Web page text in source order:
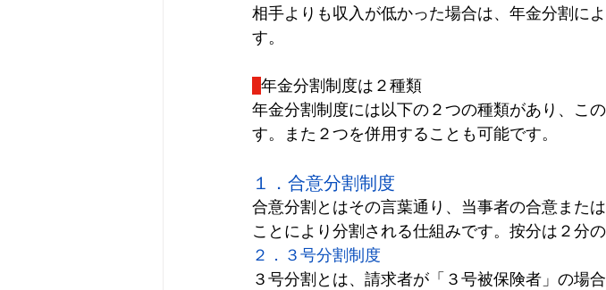
相手よりも収入が低かった場合は、年金分割に
す。
年金分割制度は２種類
年金分割制度には以下の２つの種類があり、こ
す。また２つを併用することも可能です。
１．合意分割制度
合意分割とはその言葉通り、当事者の合意また
ことにより分割される仕組みです。按分は２分
２．３号分割制度
３号分割とは、請求者が「３号被保険者」の場